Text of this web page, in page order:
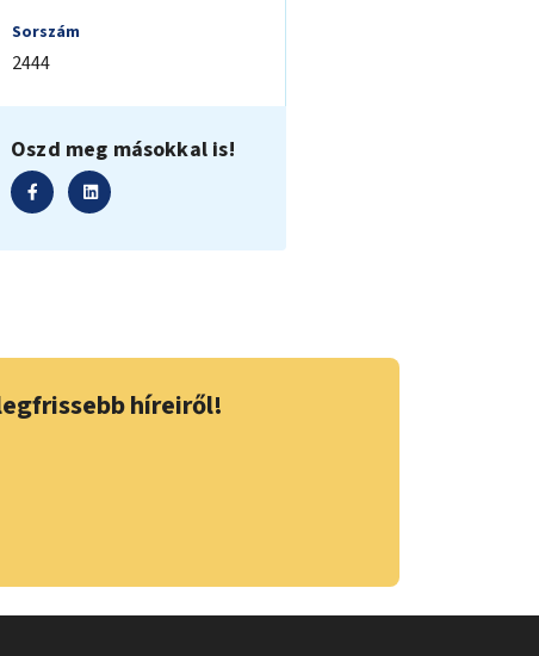
Sorszám
2444
Oszd meg másokkal is!
híreiről!